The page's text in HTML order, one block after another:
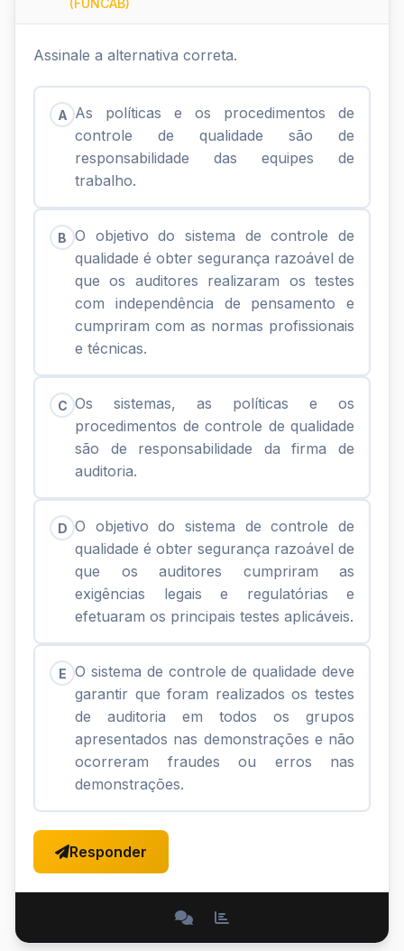
(FUNCAB)
Assinale a alternativa correta.
A As políticas e os procedimentos de
controle de qualidade são de
responsabilidade das equipes de
trabalho.
B O objetivo do sistema de controle de
qualidade é obter segurança razoável de
que os auditores realizaram os testes
com independência de pensamento e
cumpriram com as normas profissionais
e técnicas.
C Os sistemas, as políticas e os
procedimentos de controle de qualidade
são de responsabilidade da firma de
auditoria.
D O objetivo do sistema de controle de
qualidade é obter segurança razoável de
que os auditores cumpriram as
exigências legais e regulatórias e
efetuaram os principais testes aplicáveis.
E O sistema de controle de qualidade deve
garantir que foram realizados os testes
de auditoria em todos os grupos
apresentados nas demonstrações e não
ocorreram fraudes ou erros nas
demonstrações.
Responder